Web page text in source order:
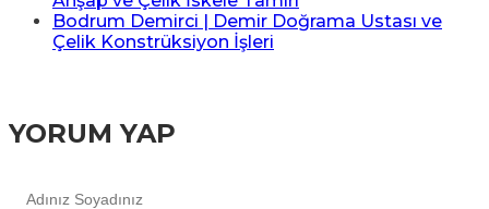
Bodrum Demirci | Demir Doğrama Ustası ve
Çelik Konstrüksiyon İşleri
YORUM YAP